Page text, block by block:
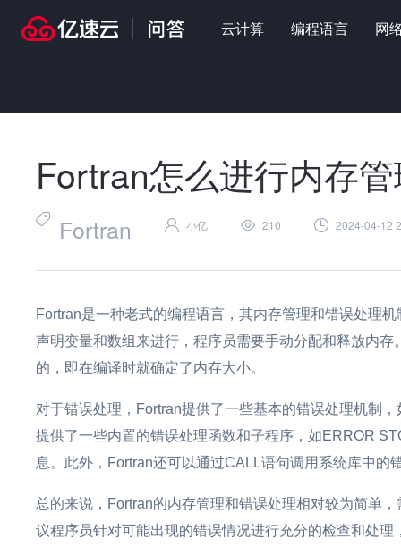
云计算 编程语言 网
Fortran怎么进行内存
Fortran 小亿 210 2024-04-12
Fortran是一种老式的编程语言，其内存管理和错误处理
声明变量和数组来进行，程序员需要手动分配和释放内
的，即在编译时就确定了内存大小。
对于错误处理，Fortran提供了一些基本的错误处理机制
提供了一些内置的错误处理函数和子程序，如ERROR
息。此外，Fortran还可以通过CALL语句调用系统库中的
总的来说，Fortran的内存管理和错误处理相对较为简单
议程序员针对可能出现的错误情况进行充分的检查和处